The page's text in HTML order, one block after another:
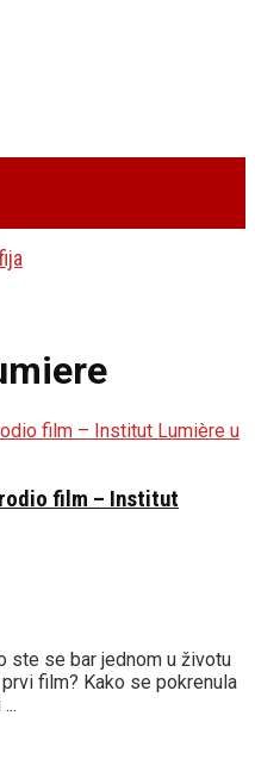
film – Institut
ste se bar jednom u životu
film? Kako se pokrenula